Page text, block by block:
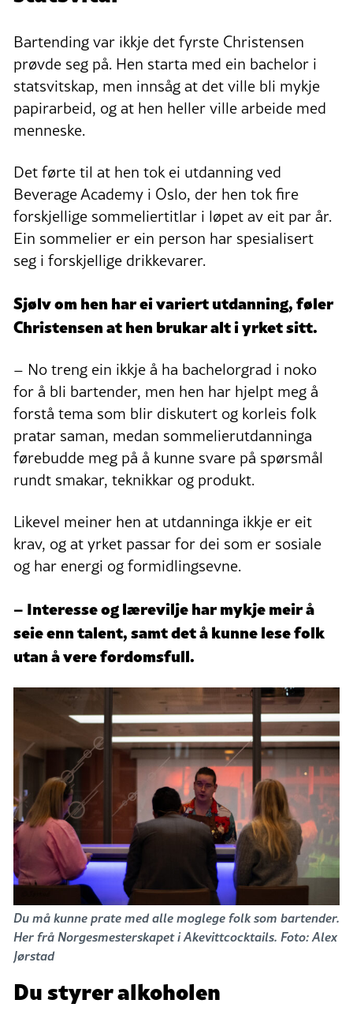
Bartending var ikkje det fyrste Christensen
prøvde seg på. Hen starta med ein bachelor i
statsvitskap, men innsåg at det ville bli mykje
papirarbeid, og at hen heller ville arbeide med
menneske.
Det førte til at hen tok ei utdanning ved
Beverage Academy i Oslo, der hen tok fire
forskjellige sommeliertitlar i løpet av eit par år.
Ein sommelier er ein person har spesialisert
seg i forskjellige drikkevarer.
Sjølv om hen har ei variert utdanning, føler
Christensen at hen brukar alt i yrket sitt.
– No treng ein ikkje å ha bachelorgrad i noko
for å bli bartender, men hen har hjelpt meg å
forstå tema som blir diskutert og korleis folk
pratar saman, medan sommelierutdanninga
førebudde meg på å kunne svare på spørsmål
rundt smakar, teknikkar og produkt.
Likevel meiner hen at utdanninga ikkje er eit
krav, og at yrket passar for dei som er sosiale
og har energi og formidlingsevne.
– Interesse og lærevilje har mykje meir å
seie enn talent, samt det å kunne lese folk
utan å vere fordomsfull.
Du må kunne prate med alle moglege folk som bartender.
Her frå Norgesmesterskapet i Akevittcocktails. Foto: Alex
Jørstad
Du styrer alkoholen